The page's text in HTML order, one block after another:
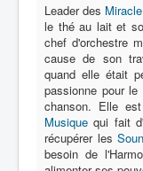
Générique
Protagoniste
Entourage
Antagoniste
Monstre
Leader des
le thé au lait et
chef d'orchestre
cause de son
quand elle était
passionne pour
chanson. Elle
Musique qui fait
récupérer les
besoin de